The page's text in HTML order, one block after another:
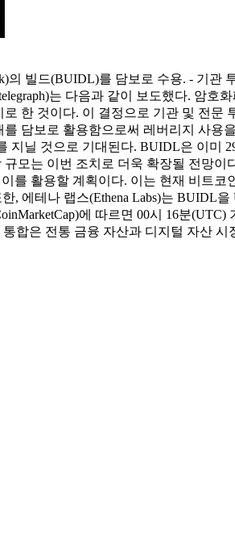
의 빌드(BUIDL)를 담보로 수용. - 기
는 다음과 같이 보도했다. 암
한 것이다. 이 결정으로 기관 및 전
담보로 활용함으로써 레버리지 사
닐 것으로 기대된다. BUIDL은 이미
모는 이번 조치로 더욱 확장될 전망
를 활용할 계획이다. 이는 현재 비트
, 에테나 랩스(Ethena Labs)는
에 따르면 00시 16분
합은 전통 금융 자산과 디지털 자산